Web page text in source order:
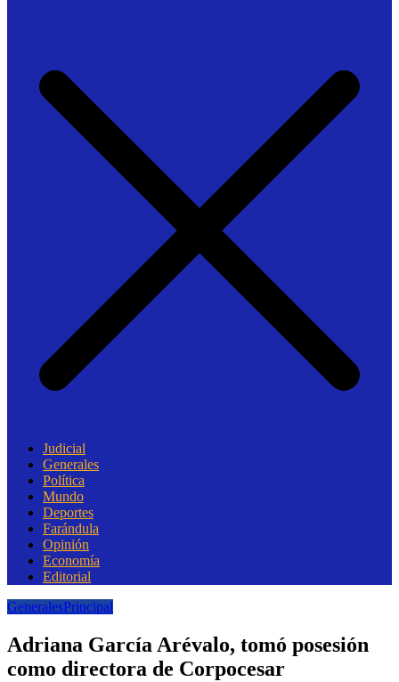
Judicial
Generales
Política
Mundo
Deportes
Farándula
Opinión
Economía
Editorial
GeneralesPrincipal
Adriana García Arévalo, tomó posesión
como directora de Corpocesar